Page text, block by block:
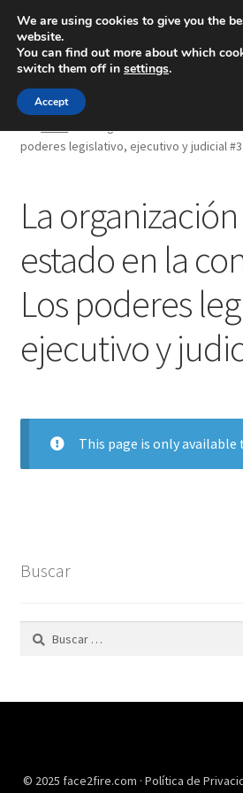
Inicio
Blog
poderes legislativo, ejecutivo y judicial #3
La
estado en la
Los poderes
ejecutivo y
This page is only available
Buscar
Buscar:
© 2025 face2fire.com · Política de
We are using cookies to give you the
website.
You can find out more about which
switch them off in settings.
Accept